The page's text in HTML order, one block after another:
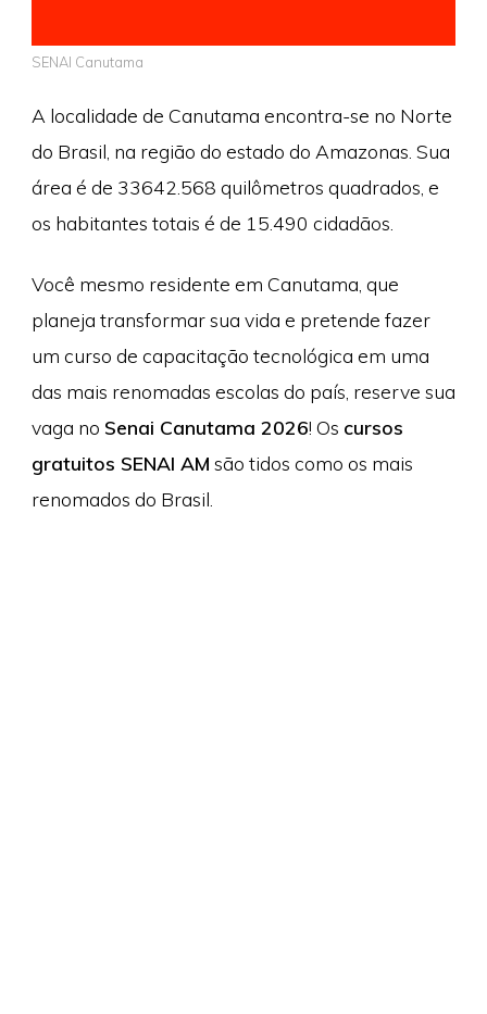
SENAI Canutama
A localidade de Canutama encontra-se no Norte
do Brasil, na região do estado do Amazonas. Sua
área é de 33642.568 quilômetros quadrados, e
os habitantes totais é de 15.490 cidadãos.
Você mesmo residente em Canutama, que
planeja transformar sua vida e pretende fazer
um curso de capacitação tecnológica em uma
das mais renomadas escolas do país, reserve sua
vaga no Senai Canutama 2026! Os cursos
gratuitos SENAI AM são tidos como os mais
renomados do Brasil.